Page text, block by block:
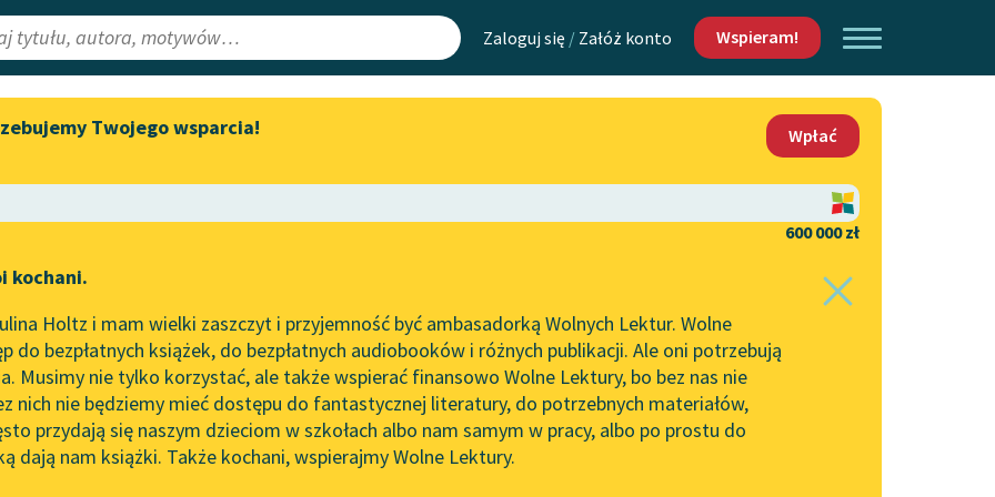
Zaloguj się / Załóż konto Wspieram!
Lektury
redakcyjne
Aktualności
Zapraszamy na spotkanie
literatury skandynawskiej
Wolne Lektury na 32.
Pol’and’Rock Festivalu
„Kochanek Lady Chatterley”
do słuchania na Wolnych
Lekturach
Nowy audiobook – „Marzenie
Mapa Wolnych Lektur
Leśmianator
API
OAI-PMH
Widget Wolnych Lektur
Kontakt
O projekcie
Zasady wykorzystania
Wolnych Lektur
Logotypy
Materiały promocyjne
Twojego wsparcia!
Wpłać
600 000 zł
kochani.
Holtz i mam wielki zaszczyt i przyjemność być ambasadorką Wolnych Lektur. Wolne
do bezpłatnych książek, do bezpłatnych audiobooków i różnych publikacji. Ale oni potrzebują
Musimy nie tylko korzystać, ale także wspierać finansowo Wolne Lektury, bo bez nas nie
nich nie będziemy mieć dostępu do fantastycznej literatury, do potrzebnych materiałów,
przydają się naszym dzieciom w szkołach albo nam samym w pracy, albo po prostu do
dają nam książki. Także kochani, wspierajmy Wolne Lektury.
André Gide ✖ Powieść✖